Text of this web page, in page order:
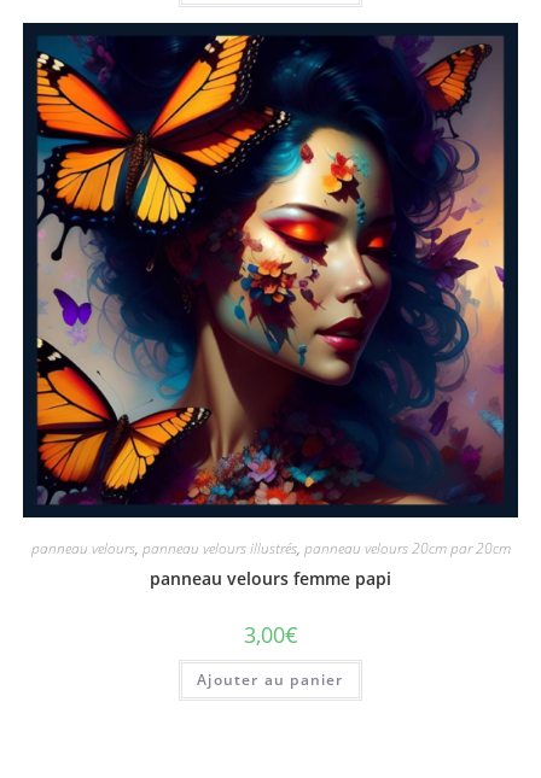
panneau velours, panneau velours illustrés, panneau velours 20cm par 20cm
panneau velours femme papi
3,00€
Ajouter au panier